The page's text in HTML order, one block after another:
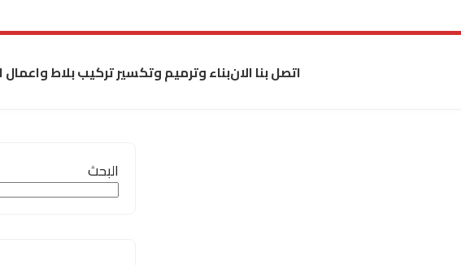
اتصل بنا الانبناء وترميم وتكسير تركيب بلاط واعمال
البحث